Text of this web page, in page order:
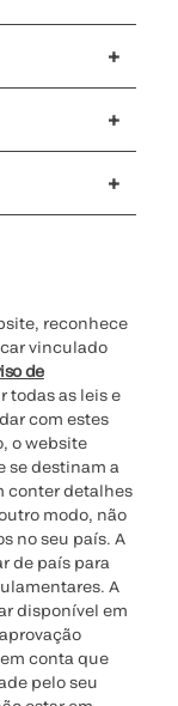
reconhece
vinculado
de
todas as leis e
com estes
o website
se destinam a
conter detalhes
modo, não
no seu país. A
de país para
A
disponível em
conta que
pelo seu